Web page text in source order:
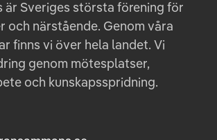
är Sveriges största förening för
och närstående. Genom våra
finns vi över hela landet. Vi
genom mötesplatser,
och kunskapsspridning.